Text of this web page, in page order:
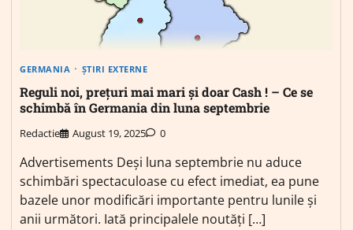
GERMANIA ȘTIRI EXTERNE
Reguli noi, prețuri mai mari și doar Cash ! – Ce se
schimbă în Germania din luna septembrie
Redactie August 19, 2025 0
Advertisements Deși luna septembrie nu aduce
schimbări spectaculoase cu efect imediat, ea pune
bazele unor modificări importante pentru lunile și
anii următori. Iată principalele noutăți […]